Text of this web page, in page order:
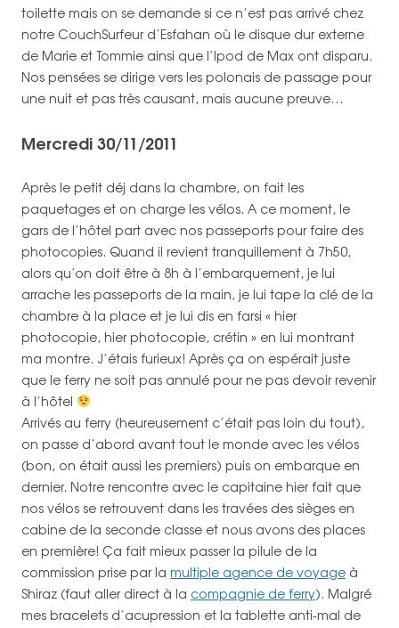
toilette mais on se demande si ce n’est pas arrivé chez
notre CouchSurfeur d’Esfahan où le disque dur externe
de Marie et Tommie ainsi que l’Ipod de Max ont disparu.
Nos pensées se dirige vers les polonais de passage pour
une nuit et pas très causant, mais aucune preuve…
Mercredi 30/11/2011
Après le petit déj dans la chambre, on fait les
paquetages et on charge les vélos. A ce moment, le
gars de l’hôtel part avec nos passeports pour faire des
photocopies. Quand il revient tranquillement à 7h50,
alors qu’on doit être à 8h à l’embarquement, je lui
arrache les passeports de la main, je lui tape la clé de la
chambre à la place et je lui dis en farsi « hier
photocopie, hier photocopie, crétin » en lui montrant
ma montre. J’étais furieux! Après ça on espérait juste
que le ferry ne soit pas annulé pour ne pas devoir revenir
à l’hôtel
Arrivés au ferry (heureusement c’était pas loin du tout),
on passe d’abord avant tout le monde avec les vélos
(bon, on était aussi les premiers) puis on embarque en
dernier. Notre rencontre avec le capitaine hier fait que
nos vélos se retrouvent dans les travées des sièges en
cabine de la seconde classe et nous avons des places
en première! Ça fait mieux passer la pilule de la
commission prise par la multiple agence de voyage à
Shiraz (faut aller direct à la compagnie de ferry). Malgré
mes bracelets d’acupression et la tablette anti-mal de